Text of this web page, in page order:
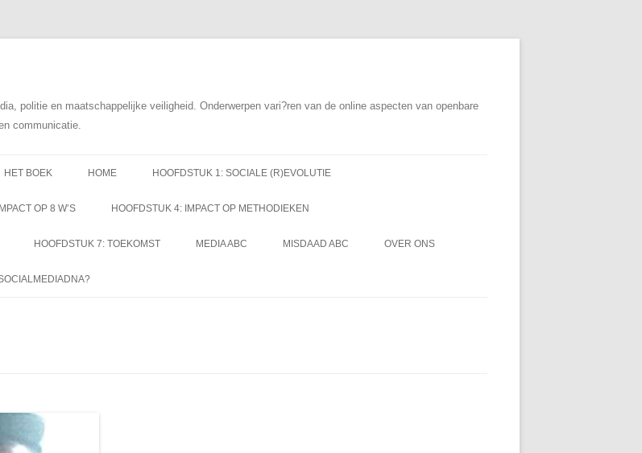
politie en maatschappelijke veiligheid. Onderwerpen vari?ren van de online aspecten van openbare
communicatie.
naar
HET BOEK HOME HOOFDSTUK 1: SOCIALE (R)EVOLUTIE
OP 8 W’S HOOFDSTUK 4: IMPACT OP METHODIEKEN
HOOFDSTUK 7: TOEKOMST MEDIA ABC MISDAAD ABC OVER ONS